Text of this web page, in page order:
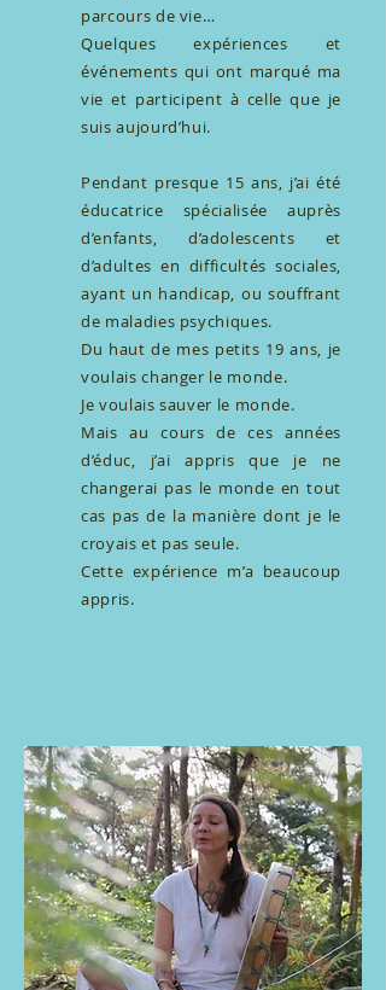
parcours de vie…
Quelques expériences et
événements qui ont marqué ma
vie et participent à celle que je
suis aujourd’hui.
Pendant presque 15 ans, j’ai été
éducatrice spécialisée auprès
d’enfants, d’adolescents et
d’adultes en difficultés sociales,
ayant un handicap, ou souffrant
de maladies psychiques.
Du haut de mes petits 19 ans, je
voulais changer le monde.
Je voulais sauver le monde.
Mais au cours de ces années
d’éduc, j’ai appris que je ne
changerai pas le monde en tout
cas pas de la manière dont je le
croyais et pas seule.
Cette expérience m’a beaucoup
appris.